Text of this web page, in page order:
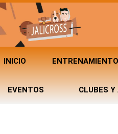
INICIO ENTRENAMIENTO
EVENTOS CLUBES Y